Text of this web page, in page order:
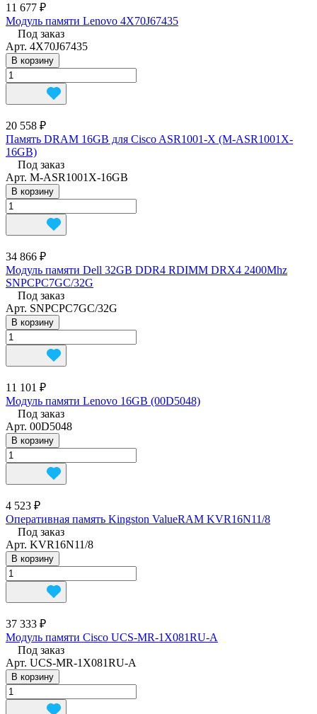
11 677 ₽
Модуль памяти Lenovo 4X70J67435
Под заказ
Арт. 4X70J67435
В корзину
20 558 ₽
Память DRAM 16GB для Cisco ASR1001-Х (M-ASR1001X-
16GB)
Под заказ
Арт. M-ASR1001X-16GB
В корзину
34 866 ₽
Модуль памяти Dell 32GB DDR4 RDIMM DRX4 2400Mhz
SNPCPC7GC/32G
Под заказ
Арт. SNPCPC7GC/32G
В корзину
11 101 ₽
Модуль памяти Lenovo 16GB (00D5048)
Под заказ
Арт. 00D5048
В корзину
4 523 ₽
Оперативная память Kingston ValueRAM KVR16N11/8
Под заказ
Арт. KVR16N11/8
В корзину
37 333 ₽
Модуль памяти Cisco UCS-MR-1X081RU-A
Под заказ
Арт. UCS-MR-1X081RU-A
В корзину